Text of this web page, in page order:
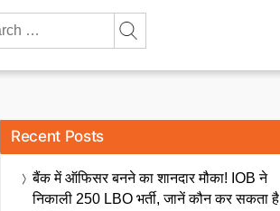
Recent Posts
बैंक में ऑफिसर बनने का शानदार मौका! IOB ने
निकाली 250 LBO भर्ती, जानें कौन कर सकता है